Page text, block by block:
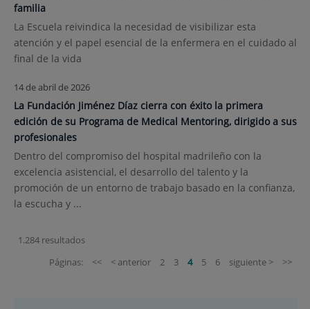
familia
La Escuela reivindica la necesidad de visibilizar esta
atención y el papel esencial de la enfermera en el cuidado al
final de la vida
14 de abril de 2026
La Fundación Jiménez Díaz cierra con éxito la primera
edición de su Programa de Medical Mentoring, dirigido a sus
profesionales
Dentro del compromiso del hospital madrileño con la
excelencia asistencial, el desarrollo del talento y la
promoción de un entorno de trabajo basado en la confianza,
la escucha y ...
1.284 resultados
Páginas:
<< < anterior 2 3 4 5 6 siguiente > >>